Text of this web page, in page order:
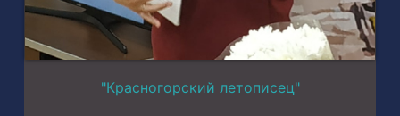
"Красногорский летописец"